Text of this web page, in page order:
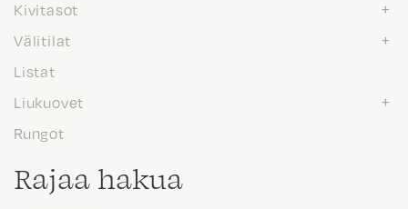
Kivitasot
Välitilat
Listat
Liukuovet
Rungot
Rajaa hakua